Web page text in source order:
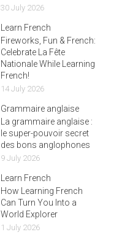
30 July 2026
Learn French
Fireworks, Fun & French:
Celebrate La Fête
Nationale While Learning
French!
14 July 2026
Grammaire anglaise
La grammaire anglaise :
le super-pouvoir secret
des bons anglophones
9 July 2026
Learn French
How Learning French
Can Turn You Into a
World Explorer
1 July 2026